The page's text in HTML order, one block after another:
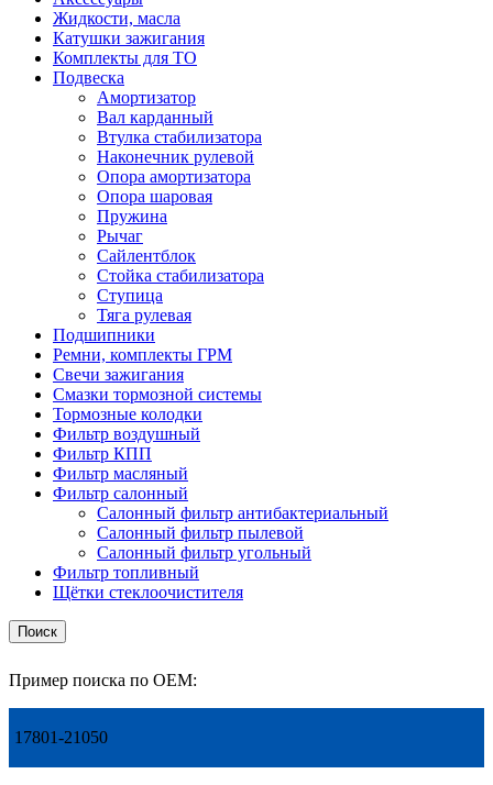
Жидкости, масла
Катушки зажигания
Комплекты для ТО
Подвеска
Амортизатор
Вал карданный
Втулка стабилизатора
Наконечник рулевой
Опора амортизатора
Опора шаровая
Пружина
Рычаг
Сайлентблок
Стойка стабилизатора
Ступица
Тяга рулевая
Подшипники
Ремни, комплекты ГРМ
Свечи зажигания
Смазки тормозной системы
Тормозные колодки
Фильтр воздушный
Фильтр КПП
Фильтр масляный
Фильтр салонный
Салонный фильтр антибактериальный
Салонный фильтр пылевой
Салонный фильтр угольный
Фильтр топливный
Щётки стеклоочистителя
Поиск
Пример поиска по OEM:
17801-21050